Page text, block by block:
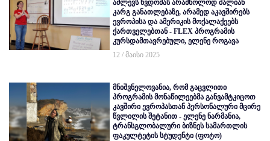
აძლევს წვდომას არამხოლოდ ძალიან
კარგ განათლებაზე, არამედ აკავშირებს
ევროპისა და ამერიკის მოქალაქეებს
ქართველებთან - FLEX პროგრამის
კურსდამთავრებული, ელენე როგავა
12 / მაისი 2025
მნიშვნელოვანია, რომ გაცვლითი
პროგრამის მონაწილეებმა განვამტკიცოთ
კავშირი ევროპასთან პერსონალური მცირე
წვლილის შეტანით - ელენე ნარმანია,
ტრანსგლობალური ბიზნეს სამართლის
ფაკულტეტის სტუდენტი (ფოტო)